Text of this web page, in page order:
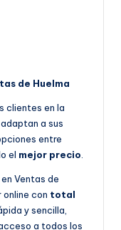
de Huelma
clientes en la
a sus
entre
el mejor precio.
Ventas de
con total
y sencilla,
a todos los